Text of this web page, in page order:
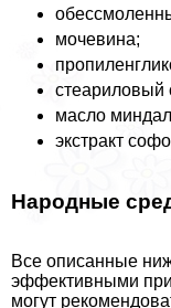
мочевина;
стеариловый
масло
экстpaкт
Народные
Все описанные
эффективными
могут